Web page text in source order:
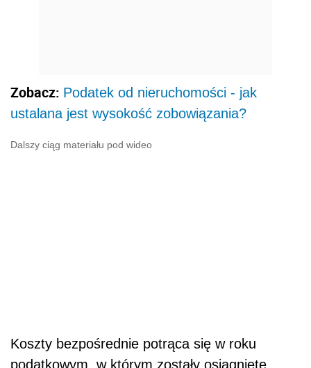
Zobacz: Podatek od nieruchomości - jak
ustalana jest wysokość zobowiązania?
Dalszy ciąg materiału pod wideo
Koszty bezpośrednie potrąca się w roku
podatkowym, w którym zostały osiągnięte